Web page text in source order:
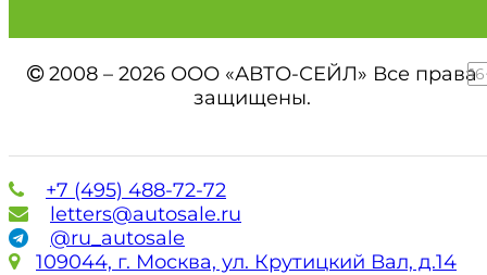
2008 – 2026 ООО «АВТО-СЕЙЛ» Все права
защищены.
+7 (495) 488-72-72
letters@autosale.ru
@ru_autosale
109044, г. Москва, ул. Крутицкий Вал, д.14